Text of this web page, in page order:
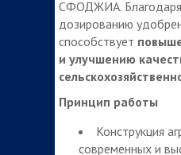
СФОДЖИА.
дозированию
способствует
и улучшению
Принцип работы
Конструкция
современных и